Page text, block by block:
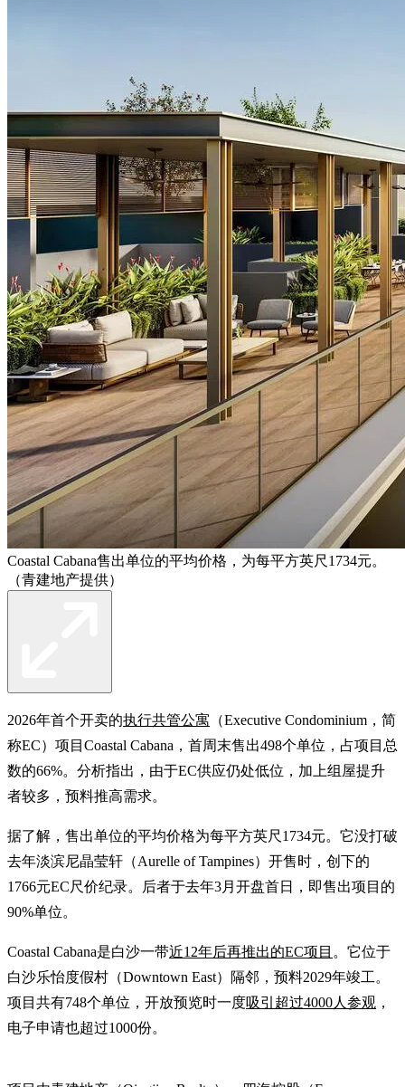
Coastal Cabana售出单位的平均价格，为每平方英尺1734元。
（青建地产提供）
2026年首个开卖的执行共管公寓 （Executive Condominium，简
称EC）项目Coastal Cabana，首周末售出498个单位，占项目总
数的66%。分析指出，由于EC供应仍处低位，加上组屋提升
者较多，预料推高需求。
据了解，售出单位的平均价格为每平方英尺1734元。它没打破
去年淡滨尼晶莹轩（Aurelle of Tampines）开售时，创下的
1766元EC尺价纪录。后者于去年3月开盘首日，即售出项目的
90%单位。
Coastal Cabana是白沙一带近12年后再推出的EC项目 。它位于
白沙乐怡度假村（Downtown East）隔邻，预料2029年竣工。
项目共有748个单位，开放预览时一度吸引超过4000人参观 ，
电子申请也超过1000份。